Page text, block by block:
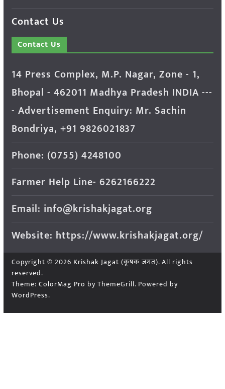
Contact Us
Contact Us
14 Press Complex, M.P. Nagar, Zone - 1,
Bhopal - 462011 Madhya Pradesh INDIA ---
- Advertisement Enquiry: Mr. Sachin
Bondriya, +91 9826021837
Phone: (0755) 4248100
Farmer Help Line- 6262166222
Email: info@krishakjagat.org
Website: https://www.krishakjagat.org/
Copyright © 2026 Krishak Jagat (कृषक जगत). All rights
reserved.
Theme: ColorMag Pro by ThemeGrill. Powered by
WordPress.